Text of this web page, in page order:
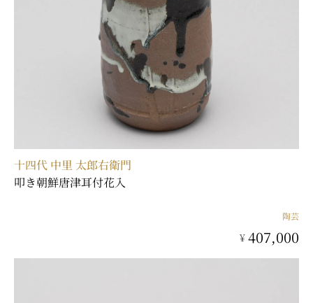
十四代 中里 太郎右衛門
叩き朝鮮唐津耳付花入
陶芸
¥ 407,000